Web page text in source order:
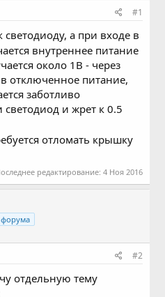
#1
а при входе в
внутреннее питание
около 1В - через
отключенное питание,
заботливо
и жрет к 0.5
отломать крышку
редактирование: 4 Ноя 2016
#2
отдельную тему